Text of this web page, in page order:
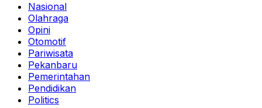
Nasional
Olahraga
Opini
Otomotif
Pariwisata
Pekanbaru
Pemerintahan
Pendidikan
Politics